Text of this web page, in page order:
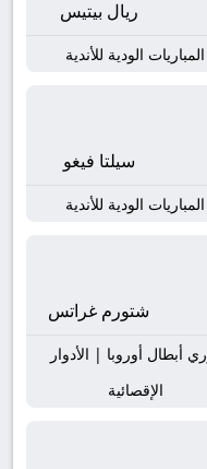
ريال بيتيس
المباريات الودية للأندية
سيلتا فيغو
المباريات الودية للأندية
شتورم غراتس
أبطال أوروبا | الأدوار
الإقصائية